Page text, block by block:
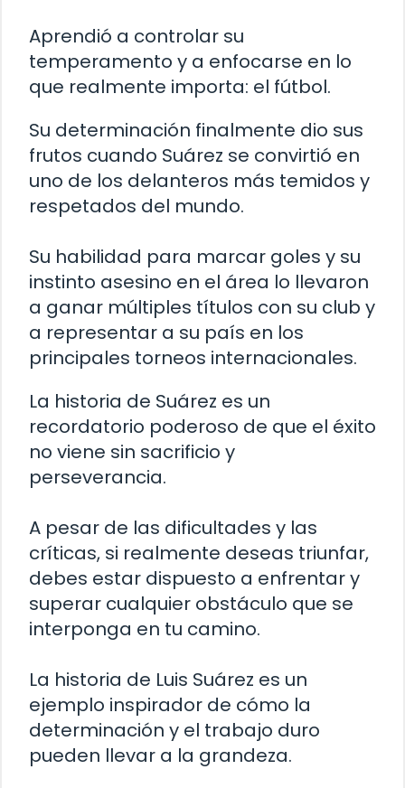
Aprendió a controlar su
temperamento y a enfocarse en lo
que realmente importa: el fútbol.
Su determinación finalmente dio sus
frutos cuando Suárez se convirtió en
uno de los delanteros más temidos y
respetados del mundo.
Su habilidad para marcar goles y su
instinto asesino en el área lo llevaron
a ganar múltiples títulos con su club y
a representar a su país en los
principales torneos internacionales.
La historia de Suárez es un
recordatorio poderoso de que el éxito
no viene sin sacrificio y
perseverancia.
A pesar de las dificultades y las
críticas, si realmente deseas triunfar,
debes estar dispuesto a enfrentar y
superar cualquier obstáculo que se
interponga en tu camino.
La historia de Luis Suárez es un
ejemplo inspirador de cómo la
determinación y el trabajo duro
pueden llevar a la grandeza.